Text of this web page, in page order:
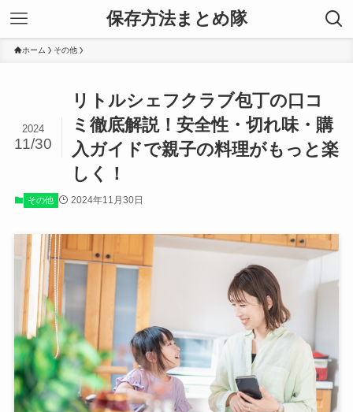
保存方法まとめ隊
ホーム その他
リトルシェフクラブ包丁の口コ
ミ徹底解説！安全性・切れ味・購
入ガイドで親子の料理がもっと楽
しく！
2024
11/30
その他 2024年11月30日